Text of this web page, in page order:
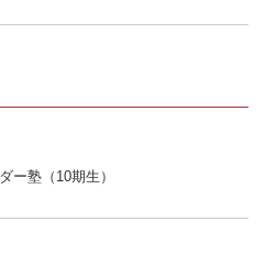
ー塾（10期生）